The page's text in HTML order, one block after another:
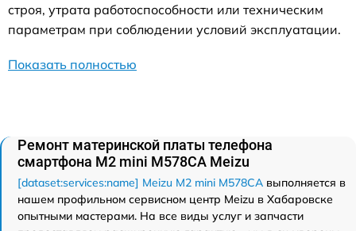
строя, утрата работоспособности или техническим
параметрам при соблюдении условий эксплуатации.
Показать полностью
Ремонт материнской платы телефона
смартфона M2 mini M578CA Meizu
[dataset:services:name] Meizu M2 mini M578CA выполняется в
нашем профильном сервисном центр Meizu в Хабаровске
опытными мастерами. На все виды услуг и запчасти